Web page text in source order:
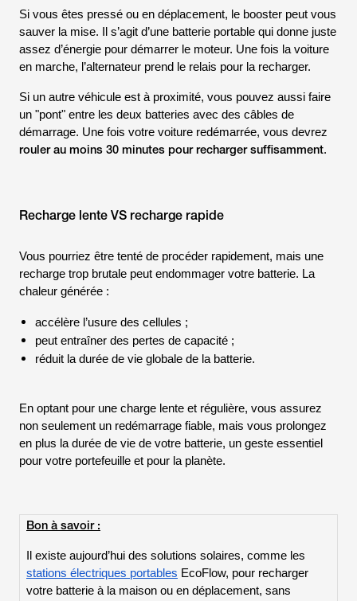
Si vous êtes pressé ou en déplacement, le booster peut vous
sauver la mise. Il s’agit d’une batterie portable qui donne juste
assez d’énergie pour démarrer le moteur. Une fois la voiture
en marche, l’alternateur prend le relais pour la recharger.
Si un autre véhicule est à proximité, vous pouvez aussi faire
un "pont" entre les deux batteries avec des câbles de
démarrage. Une fois votre voiture redémarrée, vous devrez
rouler au moins 30 minutes pour recharger suffisamment.
Recharge lente VS recharge rapide
Vous pourriez être tenté de procéder rapidement, mais une
recharge trop brutale peut endommager votre batterie. La
chaleur générée :
accélère l’usure des cellules ;
peut entraîner des pertes de capacité ;
réduit la durée de vie globale de la batterie.
En optant pour une charge lente et régulière, vous assurez
non seulement un redémarrage fiable, mais vous prolongez
en plus la durée de vie de votre batterie, un geste essentiel
pour votre portefeuille et pour la planète.
Bon à savoir :
Il existe aujourd’hui des solutions solaires, comme les
stations électriques portables EcoFlow, pour recharger
votre batterie à la maison ou en déplacement, sans